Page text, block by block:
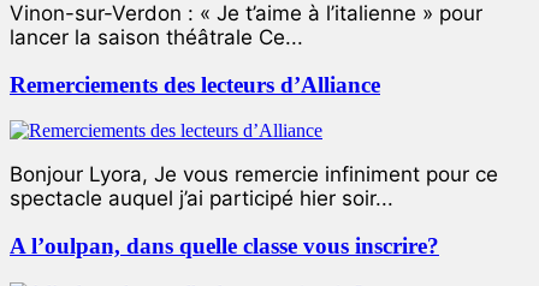
Vinon-sur-Verdon : « Je t’aime à l’italienne » pour
lancer la saison théâtrale Ce...
Remerciements des lecteurs d’Alliance
Bonjour Lyora, Je vous remercie infiniment pour ce
spectacle auquel j’ai participé hier soir...
A l’oulpan, dans quelle classe vous inscrire?